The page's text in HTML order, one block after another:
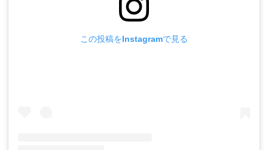
この投稿をInstagramで見る